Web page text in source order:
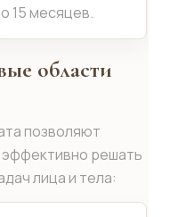
15 месяцев.
области
позволяют
решать
лица и тела: